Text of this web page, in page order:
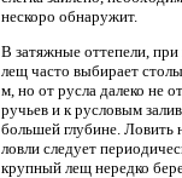
нескоро обнаружит.
В затяжные оттепели,
лещ часто выбирает
м, но от русла далеко не
ручьев и к русловым
большей глубине. Ловить
ловли следует
крупный лещ нередко